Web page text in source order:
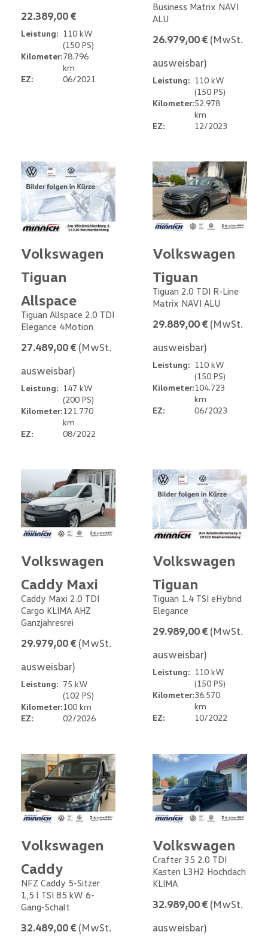
22.389,00 €
Leistung: 110 kW
(150 PS)
Kilometer:78.796
km
EZ:
06/2021
Business Matrix NAVI
ALU
26.979,00 € (MwSt.
ausweisbar)
Leistung: 110 kW
(150 PS)
Kilometer:52.978
km
EZ:
12/2023
Volkswagen
Tiguan
Allspace
Tiguan Allspace 2.0 TDI
Elegance 4Motion
27.489,00 € (MwSt.
ausweisbar)
Leistung: 147 kW
(200 PS)
Kilometer:121.770
km
EZ:
08/2022
Volkswagen
Tiguan
Tiguan 2.0 TDI R-Line
Matrix NAVI ALU
29.889,00 € (MwSt.
ausweisbar)
Leistung: 110 kW
(150 PS)
Kilometer:104.723
km
EZ:
06/2023
Volkswagen
Caddy Maxi
Caddy Maxi 2.0 TDI
Cargo KLIMA AHZ
Ganzjahresrei
29.979,00 € (MwSt.
ausweisbar)
Leistung: 75 kW
(102 PS)
Kilometer:100 km
EZ:
02/2026
Volkswagen
Tiguan
Tiguan 1.4 TSI eHybrid
Elegance
29.989,00 € (MwSt.
ausweisbar)
Leistung: 110 kW
(150 PS)
Kilometer:36.570
km
EZ:
10/2022
Volkswagen
Caddy
NFZ Caddy 5-Sitzer
1,5 l TSI 85 kW 6-
Gang-Schalt
32.489,00 € (MwSt.
Volkswagen
Crafter 35 2.0 TDI
Kasten L3H2 Hochdach
KLIMA
32.989,00 € (MwSt.
ausweisbar)